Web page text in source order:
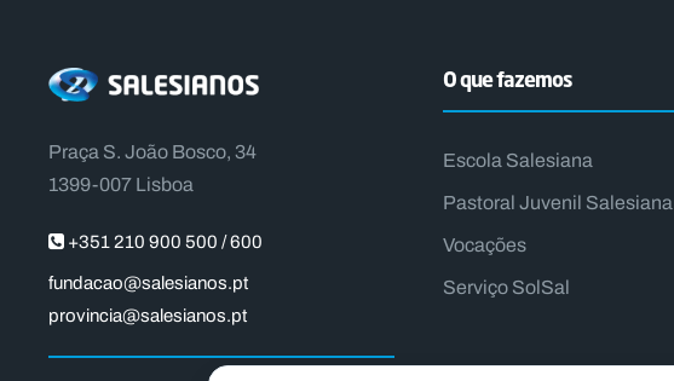
Praça S. João Bosco, 34
1399-007 Lisboa
+351 210 900 500 / 600
fundacao@salesianos.pt
provincia@salesianos.pt
O que fazemos
Escola Salesiana
Pastoral Juvenil Salesiana
Vocações
Serviço SolSal